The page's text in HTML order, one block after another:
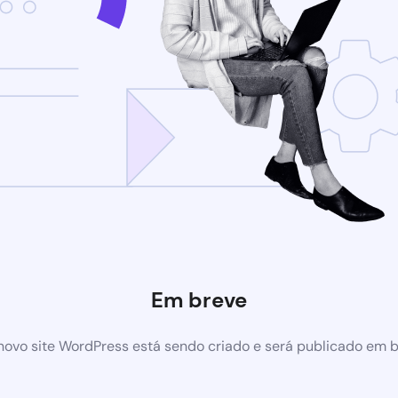
Em breve
site WordPress está sendo criado e será publicado em